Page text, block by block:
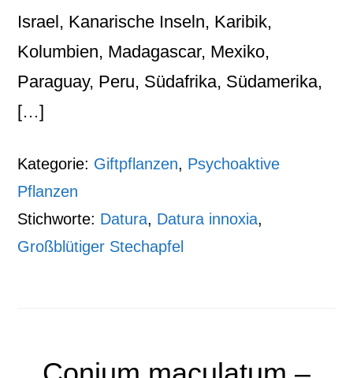
Israel, Kanarische Inseln, Karibik,
Kolumbien, Madagascar, Mexiko,
Paraguay, Peru, Südafrika, Südamerika,
[…]
Kategorie: Giftpflanzen, Psychoaktive
Pflanzen
Stichworte: Datura, Datura innoxia,
Großblütiger Stechapfel